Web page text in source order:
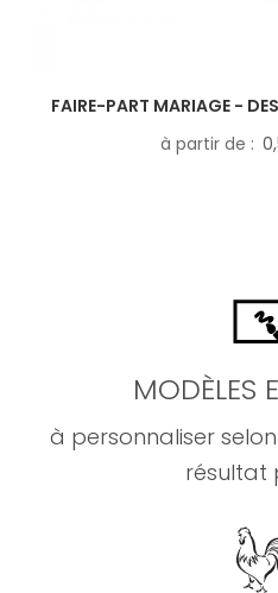
FAIRE-PART MARIAGE - DES
à partir de
MODÈLES
à personnaliser
résultat